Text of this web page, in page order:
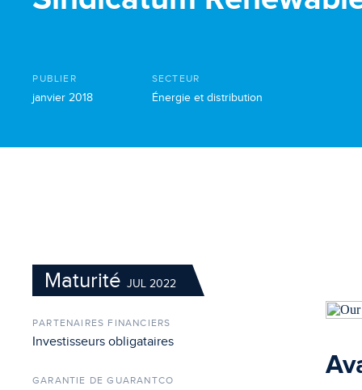
PUBLIER
janvier 2018
SECTEUR
Énergie et distribution
Maturité JUL 2022
PARTENAIRES FINANCIERS
Investisseurs obligataires
GARANTIE DE GUARANTCO